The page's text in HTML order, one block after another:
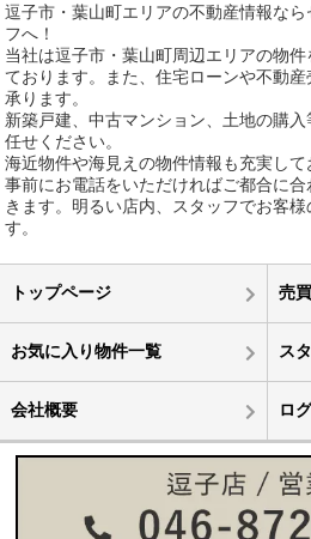
逗子市・葉山町エリアの不動産情報な
フへ！
当社は逗子市・葉山町周辺エリアの物
ております。また、住宅ローンや不動
承ります。
新築戸建、中古マンション、土地の購
任せください。
海近物件や海見えの物件情報も充実して
事前にお電話をいただければご都合に
きます。明るい店内、スタッフでお客
す。
トップページ 売
お気に入り物件一覧 ス
会社概要 ロ